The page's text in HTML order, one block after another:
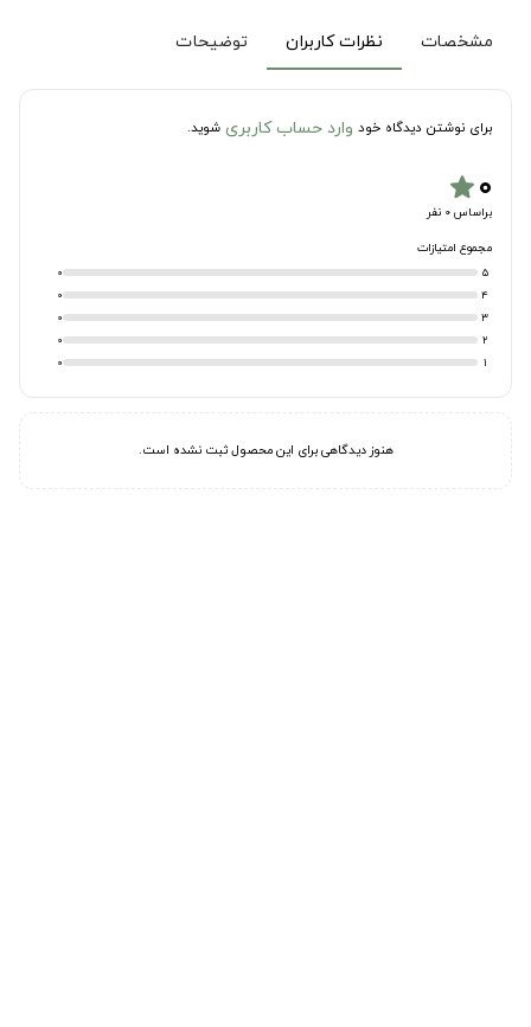
مشخصات نظرات کاربران توضیحات
برای نوشتن دیدگاه خود وارد حساب کاربری شوید.
۰star
براساس 0 نفر
مجموع امتیازات
5
0
4
0
3
0
2
0
1
0
هنوز دیدگاهی برای این محصول ثبت نشده است.